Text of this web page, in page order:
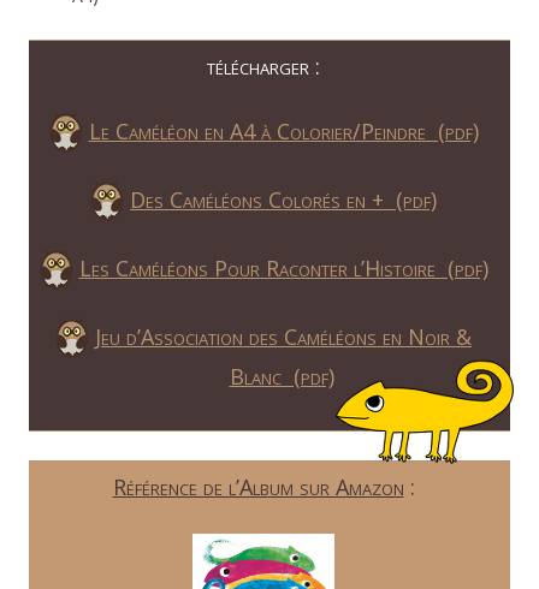
télécharger :
Le Caméléon en A4 à Colorier/Peindre (pdf)
Des Caméléons Colorés en + (pdf)
Les Caméléons Pour Raconter l’Histoire (pdf)
Jeu d’Association des Caméléons en Noir &
Blanc (pdf)
Référence de l’Album sur Amazon :